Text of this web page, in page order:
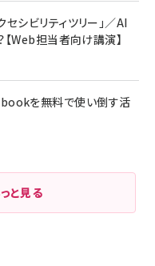
シビリティツリー」／AI
Web担当者向け講演】
を無料で使い倒す活
と見る